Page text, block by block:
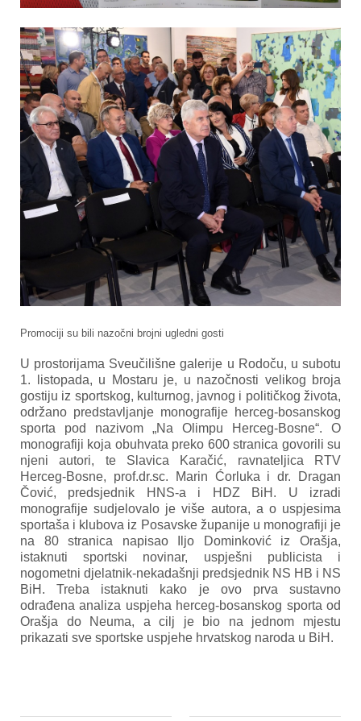
Promociji su bili nazočni brojni ugledni gosti
U prostorijama Sveučilišne galerije u Rodoču, u subotu
1. listopada, u Mostaru je, u nazočnosti velikog broja
gostiju iz sportskog, kulturnog, javnog i političkog života,
održano predstavljanje monografije herceg-bosanskog
sporta pod nazivom „Na Olimpu Herceg-Bosne“. O
monografiji koja obuhvata preko 600 stranica govorili su
njeni autori, te Slavica Karačić, ravnateljica RTV
Herceg-Bosne, prof.dr.sc. Marin Ćorluka i dr. Dragan
Čović, predsjednik HNS-a i HDZ BiH. U izradi
monografije sudjelovalo je više autora, a o uspjesima
sportaša i klubova iz Posavske županije u monografiji je
na 80 stranica napisao Iljo Dominković iz Orašja,
istaknuti sportski novinar, uspješni publicista i
nogometni djelatnik-nekadašnji predsjednik NS HB i NS
BiH. Treba istaknuti kako je ovo prva sustavno
odrađena analiza uspjeha herceg-bosanskog sporta od
Orašja do Neuma, a cilj je bio na jednom mjestu
prikazati sve sportske uspjehe hrvatskog naroda u BiH.